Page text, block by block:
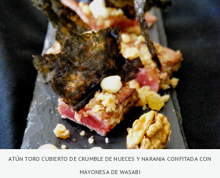
ATÚN TORO CUBIERTO DE CRUMBLE DE NUECES Y NARANJA CONFITADA CON
MAYONESA DE WASABI